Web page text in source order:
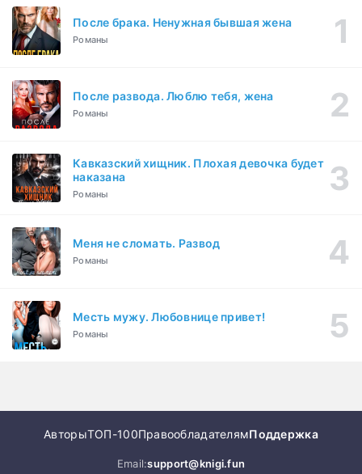
После брака. Ненужная бывшая жена
Романы
После развода. Люблю тебя, жена
Романы
Кавказский хищник. Плохая девочка будет
наказана
Романы
Меня не сломать. Развод
Романы
Месть мужу. Любовнице привет!
Романы
АвторыТОП-100ПравообладателямПоддержка
Email:support@knigi.fun